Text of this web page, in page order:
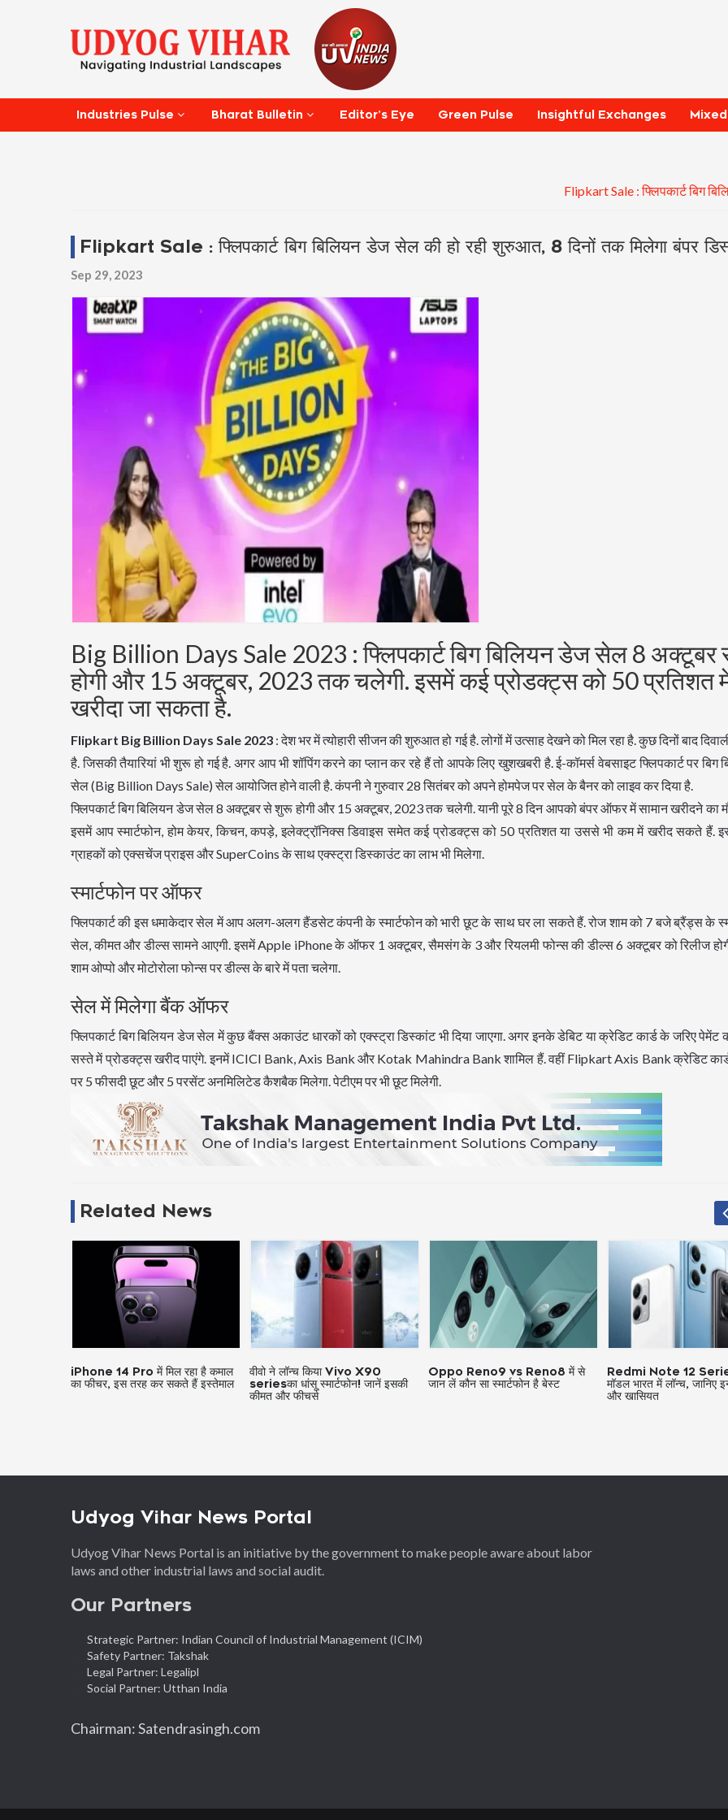
Industries Pulse Bharat Bulletin Editor’s Eye Green Pulse Insightful Exchanges
Flipkart Sale : फ्लिपकार्ट बिग
Flipkart Sale : फ्लिपकार्ट बिग बिलियन डेज सेल की हो रही शुरुआत, 8 दिनों तक मिलेगा बंपर
Sep 29, 2023
Big Billion Days Sale 2023 : फ्लिपकार्ट बिग बिलियन डेज सेल 8
होगी और 15 अक्टूबर, 2023 तक चलेगी. इसमें कई प्रोडक्ट्स को 50 प्रतिशत
खरीदा जा सकता है.
Flipkart Big Billion Days Sale 2023 : देश भर में त्योहारी सीजन की शुरुआत हो गई है. लोगों में उत्साह देखने को मिल रहा है. कुछ दिनों बाद
है. जिसकी तैयारियां भी शुरू हो गई है. अगर आप भी शॉपिंग करने का प्लान कर रहे हैं तो आपके लिए खुशखबरी है. ई-कॉमर्स वेबसाइट फ्लिपकार्ट पर बिग
सेल (Big Billion Days Sale) सेल आयोजित होने वाली है. कंपनी ने गुरुवार 28 सितंबर को अपने होमपेज पर सेल के बैनर को लाइव कर दिया है.
फ्लिपकार्ट बिग बिलियन डेज सेल 8 अक्टूबर से शुरू होगी और 15 अक्टूबर, 2023 तक चलेगी. यानी पूरे 8 दिन आपको बंपर ऑफर में सामान खरीदने का
इसमें आप स्मार्टफोन, होम केयर, किचन, कपड़े, इलेक्ट्रॉ़निक्स डिवाइस समेत कई प्रोडक्ट्स को 50 प्रतिशत या उससे भी कम में खरीद सकते हैं.
ग्राहकों को एक्सचेंज प्राइस और SuperCoins के साथ एक्स्ट्रा डिस्काउंट का लाभ भी मिलेगा.
स्मार्टफोन पर ऑफर
फ्लिपकार्ट की इस धमाकेदार सेल में आप अलग-अलग हैंडसेट कंपनी के स्मार्टफोन को भारी छूट के साथ घर ला सकते हैं. रोज शाम को 7 बजे ब्रैंड्स के
सेल, कीमत और डील्स सामने आएगी. इसमें Apple iPhone के ऑफर 1 अक्टूबर, सैमसंग के 3 और रियलमी फोन्स की डील्स 6 अक्टूबर को रिलीज
शाम ओप्पो और मोटोरोला फोन्स पर डील्स के बारे में पता चलेगा.
सेल में मिलेगा बैंक ऑफर
फ्लिपकार्ट बिग बिलियन डेज सेल में कुछ बैंक्स अकाउंट धारकों को एक्स्ट्रा डिस्कांट भी दिया जाएगा. अगर इनके डेबिट या क्रेडिट कार्ड के जरिए पेमेंट
सस्ते में प्रोडक्ट्स खरीद पाएंगे. इनमें ICICI Bank, Axis Bank और Kotak Mahindra Bank शामिल हैं. वहीं Flipkart Axis Bank क्रेडिट
पर 5 फीसदी छूट और 5 परसेंट अनमिलिटेड कैशबैक मिलेगा. पेटीएम पर भी छूट मिलेगी.
Related News
रहा है कमाल
सकते हैं इस्तेमाल
वीवो ने लॉन्च किया Vivo X90
seriesका धांसू स्मार्टफोन! जानें इसकी
Oppo Reno9 vs Reno8 में से
जान लें कौन सा स्मार्टफोन है बेस्ट
Redmi Note 12 Series के तीन
मॉडल भारत में लॉन्च, जानिए इनकी कीमत
अब आईबीएम (IBM) ने
ऐलान, 3,900 कर्मियों
Udyog Vihar News Portal
Udyog Vihar News Portal is an initiative by the government to make people aware about labor
laws and other industrial laws and social audit.
Our Partners
Strategic Partner: Indian Council of Industrial Management (ICIM)
Safety Partner: Takshak
Legal Partner: Legalipl
Social Partner: Utthan India
Chairman: Satendrasingh.com